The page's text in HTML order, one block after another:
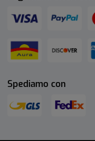
Spediamo con